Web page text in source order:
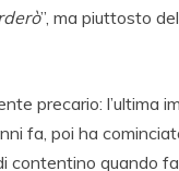
”, ma piuttosto del
precario: l’ultima
fa, poi ha
contentino quando